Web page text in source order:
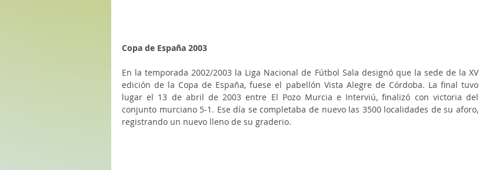
Copa de España 2003
En la temporada 2002/2003 la Liga Nacional de Fútbol Sala designó que la sede de la XV
edición de la Copa de España, fuese el pabellón Vista Alegre de Córdoba. La final tuvo
lugar el 13 de abril de 2003 entre El Pozo Murcia e Interviú, finalizó con victoria del
conjunto murciano 5-1. Ese día se completaba de nuevo las 3500 localidades de su aforo,
registrando un nuevo lleno de su graderio.